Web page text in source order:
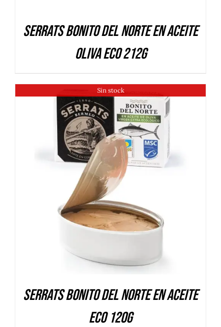
Serrats Bonito del Norte en aceite
oliva ECO 212g
Sin stock
DETALLES
Serrats Bonito del Norte en aceite
Eco 120g